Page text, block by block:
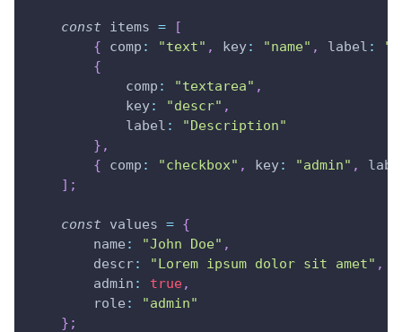
const items =
[
{
comp : "text" , key: "name" , label :
{
comp : "textarea" ,
key: "descr" ,
label :
"Description"
} ,
{
comp : "checkbox" , key: "admin" ,
] ;
const values = {
name : "John Doe" ,
descr: "Lorem ipsum dolor sit amet" ,
admin : true,
role :
"admin"
} ;